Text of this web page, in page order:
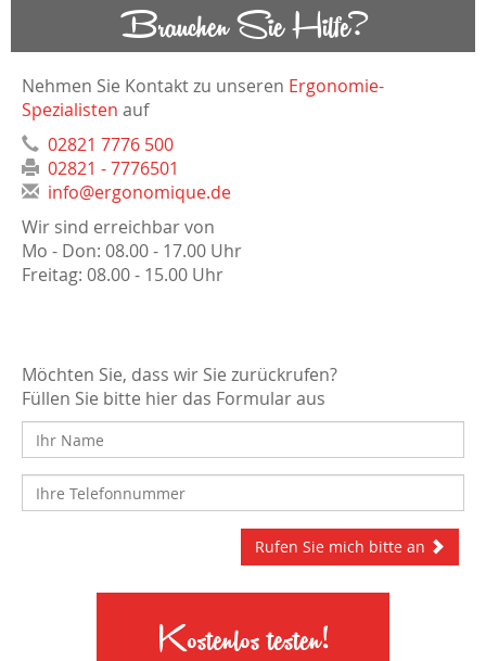
Brauchen Sie Hilfe?
Nehmen Sie Kontakt zu unseren Ergonomie-
Spezialisten auf
02821 7776 500
02821 - 7776501
info@ergonomique.de
Wir sind erreichbar von
Mo - Don: 08.00 - 17.00 Uhr
Freitag: 08.00 - 15.00 Uhr
Möchten Sie, dass wir Sie zurückrufen?
Füllen Sie bitte hier das Formular aus
Rufen Sie mich bitte an
Kostenlos testen!